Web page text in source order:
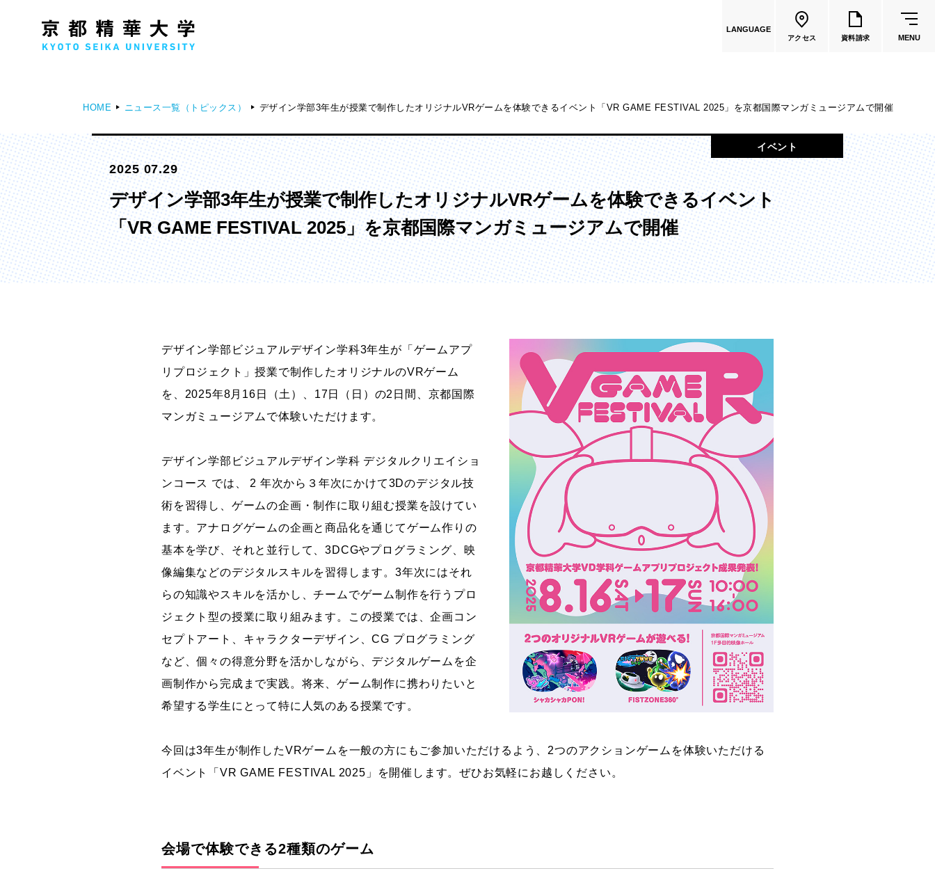
LANGUAGE
アクセス 資料請求 MENU
人文学部
歴史コース
文学コース
社会コース
国際文化コース
国際日本学コース
メディア表現学部
メディア表現学科
芸術学部
造形学科
デジタルクリエイションコース
イラスト学科
プロダクトデザイン学科
新世代マンガコース
キャラクターデザインコース
アニメーションコース
デザイン研究科
マンガ研究科
人文学研究科
共通教育
教員一覧
国際文化学部
（2026年度募集停止）
カートゥーンコース
創造情報学部
（仮称・構想中／2028年
度開設予定）
HOME ニュース一覧（トピックス） デザイン学部3年生が授業で制作したオリジナルVRゲームを体験できるイベント「VR GAME FESTIVAL 2025」を京都国際マンガミュージアムで開催
イベント
2025 07.29
デザイン学部3年生が授業で制作したオリジナルVRゲームを体験できるイベント
「VR GAME FESTIVAL 2025」を京都国際マンガミュージアムで開催
デザイン学部ビジュアルデザイン学科3年生が「ゲームアプ
リプロジェクト」授業で制作したオリジナルのVRゲーム
を、2025年8月16日（土）、17日（日）の2日間、京都国際
マンガミュージアムで体験いただけます。
デザイン学部ビジュアルデザイン学科 デジタルクリエイショ
ンコース では、 2 年次から３年次にかけて3Dのデジタル技
術を習得し、ゲームの企画・制作に取り組む授業を設けてい
ます。アナログゲームの企画と商品化を通じてゲーム作りの
基本を学び、それと並行して、3DCGやプログラミング、映
像編集などのデジタルスキルを習得します。3年次にはそれ
らの知識やスキルを活かし、チームでゲーム制作を行うプロ
ジェクト型の授業に取り組みます。この授業では、企画コン
セプトアート、キャラクターデザイン、CG プログラミング
など、個々の得意分野を活かしながら、デジタルゲームを企
画制作から完成まで実践。将来、ゲーム制作に携わりたいと
希望する学生にとって特に人気のある授業です。
今回は3年生が制作したVRゲームを一般の方にもご参加いただけるよう、2つのアクションゲームを体験いただける
イベント「VR GAME FESTIVAL 2025」を開催します。ぜひお気軽にお越しください。
会場で体験できる2種類のゲーム